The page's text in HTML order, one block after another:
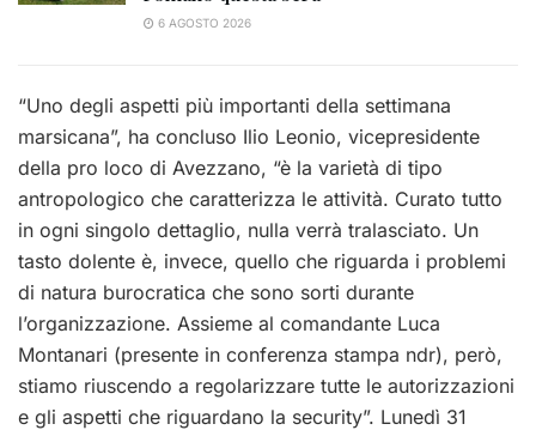
6 AGOSTO 2026
“Uno degli aspetti più importanti della settimana
marsicana”, ha concluso Ilio Leonio, vicepresidente
della pro loco di Avezzano, “è la varietà di tipo
antropologico che caratterizza le attività. Curato tutto
in ogni singolo dettaglio, nulla verrà tralasciato. Un
tasto dolente è, invece, quello che riguarda i problemi
di natura burocratica che sono sorti durante
l’organizzazione. Assieme al comandante Luca
Montanari (presente in conferenza stampa ndr), però,
stiamo riuscendo a regolarizzare tutte le autorizzazioni
e gli aspetti che riguardano la security”. Lunedì 31